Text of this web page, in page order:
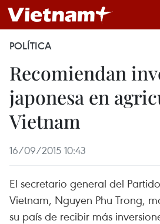
POLÍTICA
Recomiendan
japonesa en
Vietnam
16/09/2015 10:43
El secretario general del
Vietnam, Nguyen Phu Trong,
su país de recibir más